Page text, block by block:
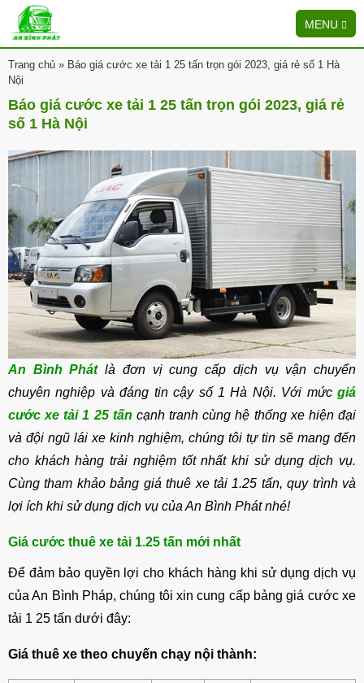
MENU
Trang chủ » Báo giá cước xe tải 1 25 tấn trọn gói 2023, giá rẻ số 1 Hà
Nội
Báo giá cước xe tải 1 25 tấn trọn gói 2023, giá rẻ
số 1 Hà Nội
An Bình Phátlà đơn vị cung cấp dịch vụ vận chuyển
chuyên nghiệp và đáng tin cậy số 1 Hà Nội. Với mứcgiá
cước xe tải 1 25 tấn cạnh tranh cùng hệ thống xe hiện đại
và đội ngũ lái xe kinh nghiệm, chúng tôi tự tin sẽ mang đến
cho khách hàng trải nghiệm tốt nhất khi sử dụng dịch vụ.
Cùng tham khảo bảng giá thuê xe tải 1.25 tấn, quy trình và
lợi ích khi sử dụng dịch vụ của An Bình Phát nhé!
Giá cước thuê xe tải 1.25 tấn mới nhất
Để đảm bảo quyền lợi cho khách hàng khi sử dụng dịch vụ
của An Bình Pháp, chúng tôi xin cung cấp bảng giá cước xe
tải 1 25 tấn dưới đây:
Giá thuê xe theo chuyến chạy nội thành: